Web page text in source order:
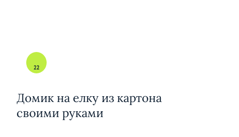
22
Домик на елку из картона
своими руками